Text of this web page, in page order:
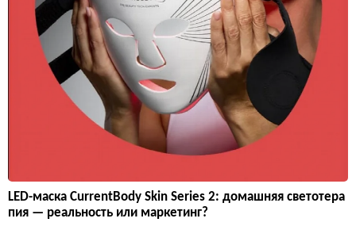
LED-маска CurrentBody Skin Series 2: домашняя светотера
пия — реальность или маркетинг?